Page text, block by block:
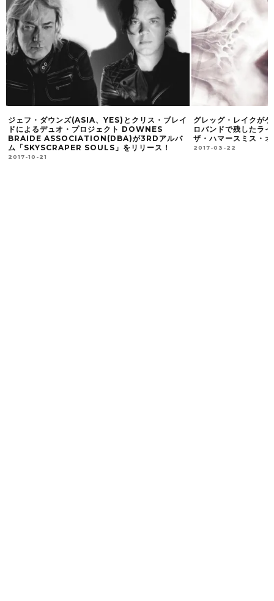
ジェフ・ダウンズ(ASIA、YES)とクリス・ブレイ
ドによるデュオ・プロジェクト DOWNES
BRAIDE ASSOCIATION(DBA)が3RDアルバ
ム「SKYSCRAPER SOULS」をリリース！
2017-10-21
グレッグ・レイクが
ロバンドで残したラ
ザ・ハマースミス・
2017-03-22